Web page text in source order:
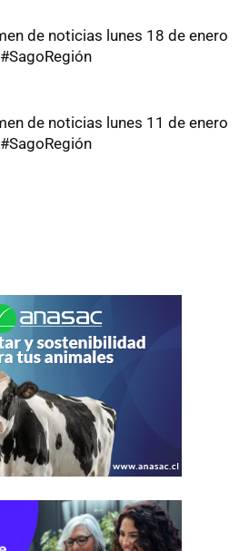
de noticias lunes 18 de enero
de noticias lunes 11 de enero